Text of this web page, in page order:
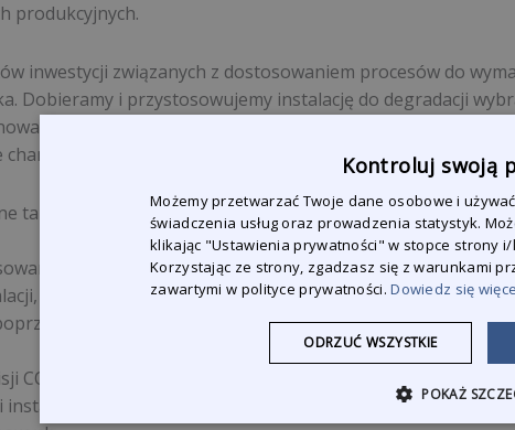
produkcyjnych.
inwestycji związanych z dostosowaniem procesów do
Dobieramy i przystosowujemy instalację do degradacji
produktem są instalacje do bio-utylizacji lotnych
się takimi cechami jak:
takie jak:
katalizatorów,
zastosowanie automatyzacji procesu sterowania oraz
CO2 i NOx
Kontroluj swoją
Możemy przetwarzać Twoje dane osobowe i
świadczenia usług oraz prowadzenia statystyk.
klikając "Ustawienia prywatności" w stopce strony
Korzystając ze strony, zgadzasz się z warunkami
zawartymi w polityce prywatności.Dowiedz się
ODRZUĆ WSZYSTKIE
POKAŻ